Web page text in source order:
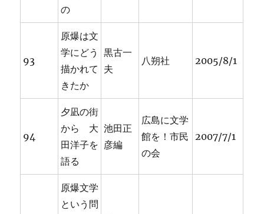
の
93
原爆は文
学にどう
描かれて
きたか
黒古一
夫
八朔社 2005/8/1
94
夕凪の街
から 大
田洋子を
語る
池田正
彦編
広島に文学
館を！市民
の会
2007/7/1
原爆文学
という問